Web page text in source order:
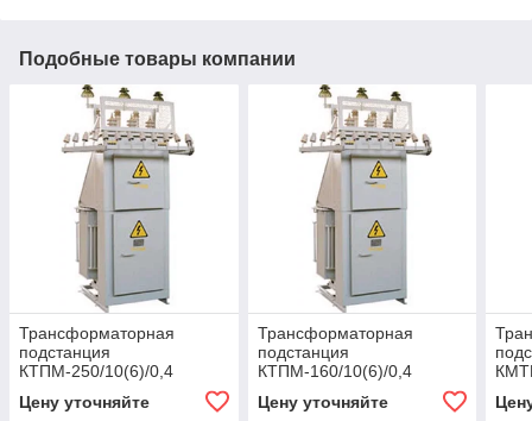
Подобные товары компании
Трансформаторная
подстанция
КТПМ-250/10(6)/0,4
Цену уточняйте
Трансформаторная
подстанция
КТПМ-160/10(6)/0,4
Цену уточняйте